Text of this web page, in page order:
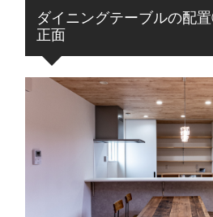
ダイニングテーブルの配
正面